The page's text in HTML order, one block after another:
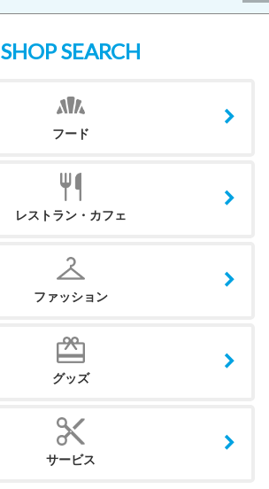
SHOP SEARCH
フード
レストラン・カフェ
ファッション
グッズ
サービス